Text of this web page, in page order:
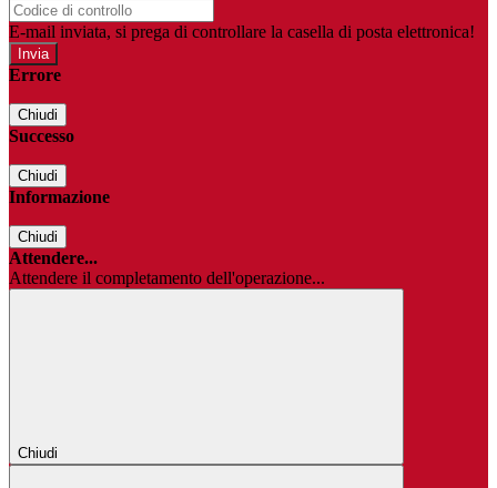
E-mail inviata, si prega di controllare la casella di posta elettronica!
Errore
Chiudi
Successo
Chiudi
Informazione
Chiudi
Attendere...
Attendere il completamento dell'operazione...
Chiudi